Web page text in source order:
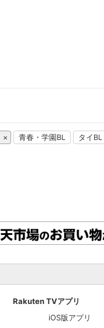
青春・学園BL タイBL
Rakuten TVアプリ
iOS版アプリ